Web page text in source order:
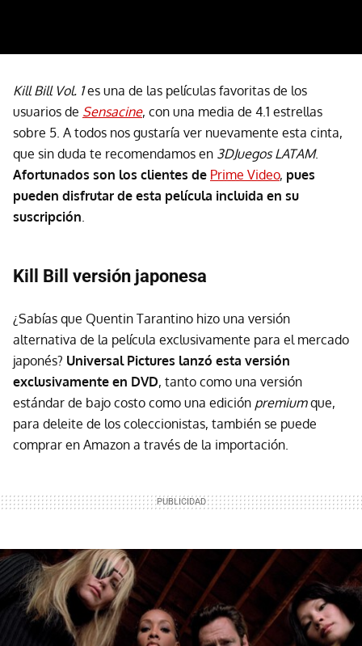
Kill Bill Vol. 1es una de las películas favoritas de los
usuarios de Sensacine, con una media de 4.1 estrellas
sobre 5. A todos nos gustaría ver nuevamente esta cinta,
que sin duda te recomendamos en 3DJuegos LATAM.
Afortunados son los clientes de Prime Video, pues
pueden disfrutar de esta película incluida en su
suscripción.
Kill Bill versión japonesa
¿Sabías que Quentin Tarantino hizo una versión
alternativa de la película exclusivamente para el mercado
japonés? Universal Pictures lanzó esta versión
exclusivamente en DVD, tanto como una versión
estándar de bajo costo como una edición premiumque,
para deleite de los coleccionistas, también se puede
comprar en Amazon a través de la importación.